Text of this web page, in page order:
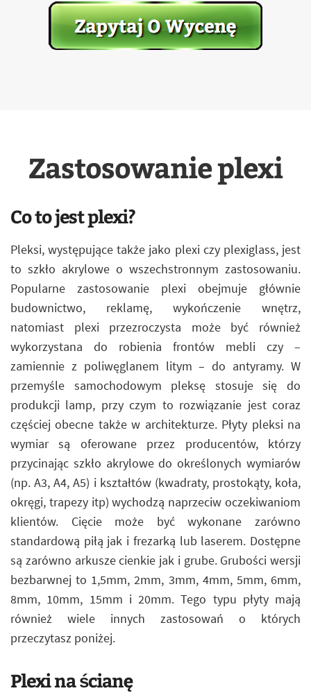
Zastosowanie plexi
Co to jest plexi?
Pleksi, występujące także jako plexi czy plexiglass, jest
to szkło akrylowe o wszechstronnym zastosowaniu.
Popularne zastosowanie plexi obejmuje głównie
budownictwo, reklamę, wykończenie wnętrz,
natomiast plexi przezroczysta może być również
wykorzystana do robienia frontów mebli czy –
zamiennie z poliwęglanem litym – do antyramy. W
przemyśle samochodowym pleksę stosuje się do
produkcji lamp, przy czym to rozwiązanie jest coraz
częściej obecne także w architekturze. Płyty pleksi na
wymiar są oferowane przez producentów, którzy
przycinając szkło akrylowe do określonych wymiarów
(np. A3, A4, A5) i kształtów (kwadraty, prostokąty, koła,
okręgi, trapezy itp) wychodzą naprzeciw oczekiwaniom
klientów. Cięcie może być wykonane zarówno
standardową piłą jak i frezarką lub laserem. Dostępne
są zarówno arkusze cienkie jak i grube. Grubości wersji
bezbarwnej to 1,5mm, 2mm, 3mm, 4mm, 5mm, 6mm,
8mm, 10mm, 15mm i 20mm. Tego typu płyty mają
również wiele innych zastosowań o których
przeczytasz poniżej.
Plexi na ścianę